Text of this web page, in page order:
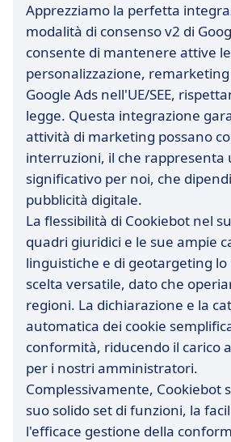
Apprezziamo la perfetta
modalità di consenso v2 di
consente di mantenere attive
personalizzazione,
Google Ads nell'UE/SEE,
legge. Questa integrazione
attività di marketing possano
interruzioni, il che rappresenta
significativo per noi, che
pubblicità digitale.
La flessibilità di Cookiebot nel
quadri giuridici e le sue ampie
linguistiche e di geotargeting
scelta versatile, dato che
regioni. La dichiarazione e la
automatica dei cookie
conformità, riducendo il carico
per i nostri amministratori.
Complessivamente, Cookiebot
suo solido set di funzioni, la
l'efficace gestione della